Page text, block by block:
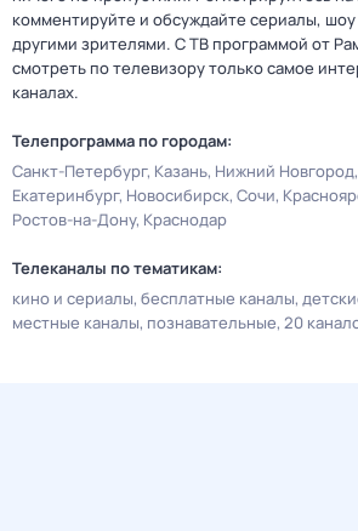
комментируйте и обсуждайте сериалы,
другими зрителями. С ТВ программой от
смотреть по телевизору только самое
каналах.
Телепрограмма по городам:
Санкт-Петербург Казань Нижний Новгород
Екатеринбург Новосибирск Сочи
Ростов-на-Дону Краснодар
Телеканалы по тематикам:
кино и сериалы бесплатные каналы
местные каналы познавательные 20